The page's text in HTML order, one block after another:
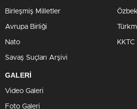
Birleşmiş Milletler
Avrupa Birliği
Nato
Savaş Suçları Arşivi
KKTC
GALERİ
Video Galeri
Foto Galeri